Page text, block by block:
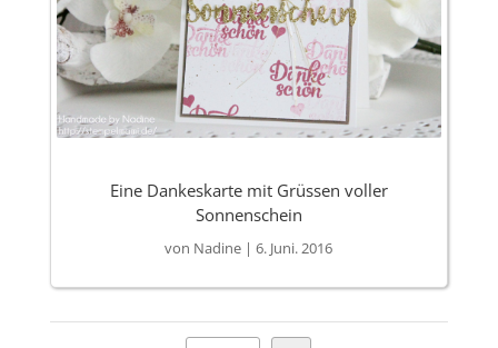
Eine Dankeskarte mit Grüssen voller
Sonnenschein
von Nadine |6. Juni. 2016